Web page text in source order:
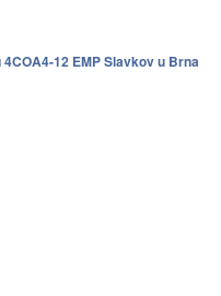
12 EMP Slavkov u Brna